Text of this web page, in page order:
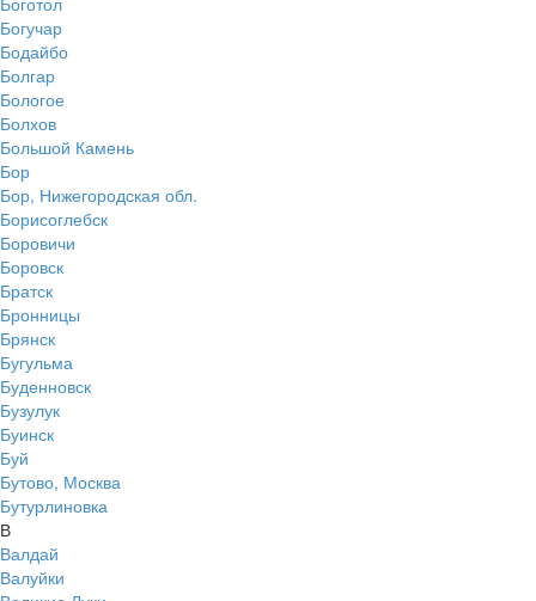
Богучар
Бодайбо
Болгар
Бологое
Болхов
Большой Камень
Бор
Бор, Нижегородская обл.
Борисоглебск
Боровичи
Боровск
Братск
Бронницы
Брянск
Бугульма
Буденновск
Бузулук
Буинск
Буй
Бутово, Москва
Бутурлиновка
В
Валдай
Валуйки